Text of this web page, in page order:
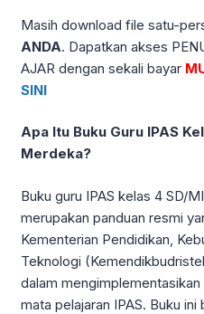
Masih download file satu-
ANDA. Dapatkan akses
AJAR dengan sekali bayar
SINI
Apa Itu Buku Guru IPAS
Merdeka?
Buku guru IPAS kelas 4 SD/
merupakan panduan resmi
Kementerian Pendidikan,
Teknologi
dalam
mata pelajaran IPAS. Buku